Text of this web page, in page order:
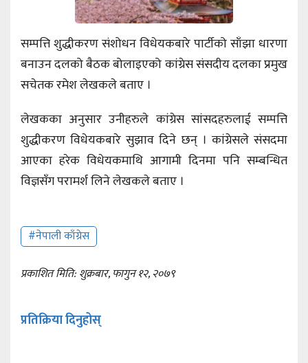
सम्पत्ति शुद्धीकरण संशोधन विधेयकबारे पार्टीको साँझा धारणा
बनाउन दलको बैठक बोलाइएको कांग्रेस संसदीय दलका प्रमुख
सचेतक रमेश लेखकले बताए ।
लेखकका अनुसार उनीहरुले कांग्रेस सांसदहरुलाई सम्पत्ति
शुद्धीकरण विधेयकबारे सुझाव दिने छन् । कांग्रेसले संसदमा
आएका हरेक विधेयकमाथि आगामी दिनमा पनि सम्बन्धित
विज्ञसँग परामर्श लिने लेखकले बताए ।
#नेपाली काँग्रेस
प्रकाशित मिति: शुक्रबार, फागुन १२, २०७९
प्रतिक्रिया दिनुहोस्